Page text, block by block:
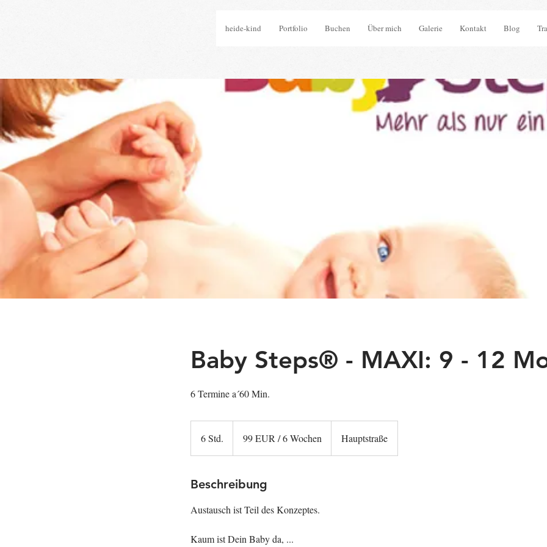
heide-kind Portfolio Buchen Über mich Galerie Kontakt Blog
Baby Steps® - MAXI: 9 - 12
6 Termine a´60 Min.
6 Std.
S
d
99 EUR / 6 Wochen Hauptstraße
Beschreibung
Austausch ist Teil des Konzeptes.
Kaum ist Dein Baby da, ...